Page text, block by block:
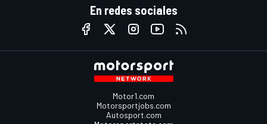
En redes sociales
Motor1.com
Motorsportjobs.com
Autosport.com